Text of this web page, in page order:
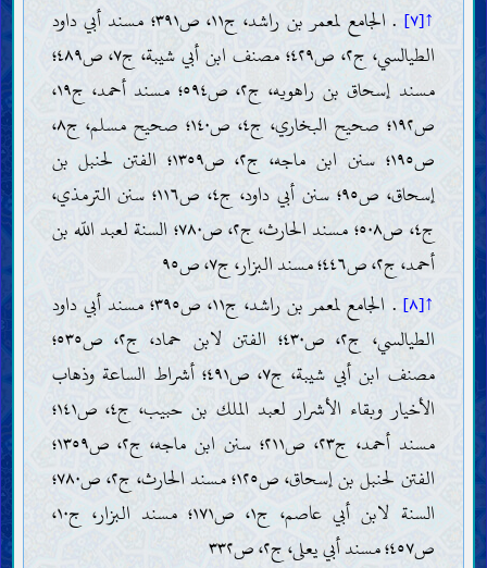
↑[٧]
. الجامع لمعمر بن راشد، ج١١، ص٣٩١؛ مسند أبي داود
الطيالسي، ج٢، ص٤٢٩؛ مصنف ابن أبي شيبة، ج٧، ص٤٨٩؛
مسند إسحاق بن راهويه، ج٢، ص٥٩٤؛ مسند أحمد، ج١٩،
ص١٩٢؛ صحيح البخاري، ج٤، ص١٤٠؛ صحيح مسلم، ج٨،
ص١٩٥؛ سنن ابن ماجه، ج٢، ص١٣٥٩؛ الفتن لحنبل بن
إسحاق، ص٩٥؛ سنن أبي داود، ج٤، ص١١٦؛ سنن الترمذي،
ج٤، ص٥٠٨؛ مسند الحارث، ج٢، ص٧٨٠؛ السنة لعبد اللّه بن
أحمد، ج٢، ص٤٤٦؛ مسند البزار، ج٧، ص٩٥
↑[٨]
. الجامع لمعمر بن راشد، ج١١، ص٣٩٥؛ مسند أبي داود
الطيالسي، ج٢، ص٤٣٠؛ الفتن لابن حماد، ج٢، ص٥٣٥؛
مصنف ابن أبي شيبة، ج٧، ص٤٩١؛ أشراط الساعة وذهاب
الأخيار وبقاء الأشرار لعبد الملك بن حبيب، ج٤، ص١٤١؛
مسند أحمد، ج٢٣، ص٢١١؛ سنن ابن ماجه، ج٢، ص١٣٥٩؛
الفتن لحنبل بن إسحاق، ص١٢٥؛ مسند الحارث، ج٢، ص٧٨٠؛
السنة لابن أبي عاصم، ج١، ص١٧١؛ مسند البزار، ج١٠،
ص٤٥٧؛ مسند أبي يعلى، ج٢، ص٣٣٢